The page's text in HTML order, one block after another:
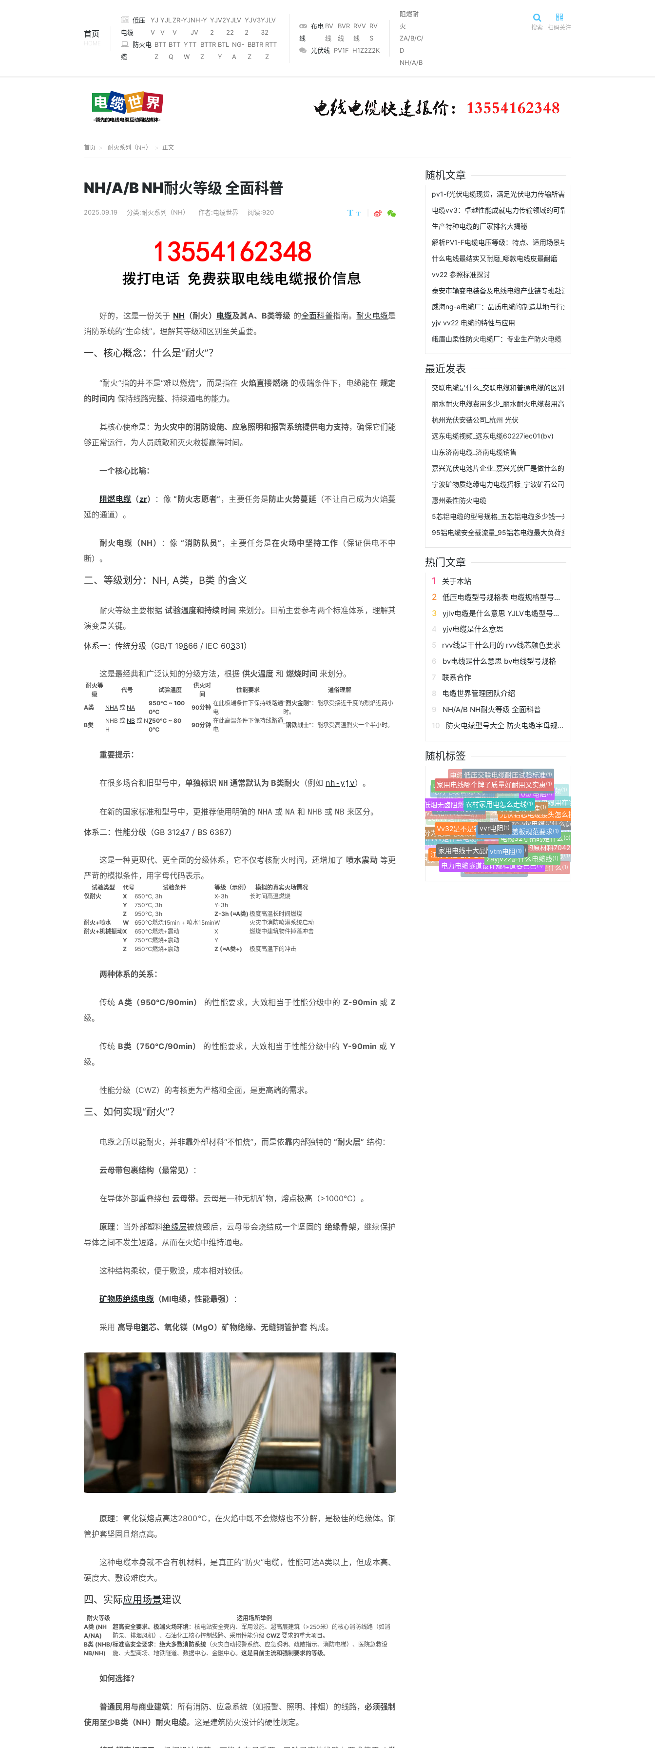
首页
HOME
低压
电缆
YJ
V
YJL
V
ZR-YJ
V
NH-Y
JV
YJV2
2
YJLV
22
YJV3
2
YJLV
32
防火电
缆
BTT
Z
BTT
Q
YTT
W
BTTR
Z
BTL
Y
NG-
A
BBTR
Z
RTT
Z
布电
线
BV
线
BVR
线
RVV
线
RV
S
光伏线 PV1F ‌H1Z2Z2K‌
阻燃耐
火
ZA/B/C/
D
NH/A/B
搜索 扫码关注
首页 耐火系列（NH） 正文
NH/A/B NH耐火等级 全面科普
2025.09.19 分类:耐火系列（NH） 作者:电缆世界 阅读:920
好的，这是一份关于 NH （耐火） 电缆及其A、B类等级 的全面科普指南。耐火电缆是
消防系统的“生命线”，理解其等级和区别至关重要。
一、核心概念：什么是“耐火”？
“耐火”指的并不是“难以燃烧”，而是指在 火焰直接燃烧的极端条件下，电缆能在 规定
的时间内 保持线路完整、持续通电的能力。
其核心使命是： 为火灾中的消防设施、应急照明和报警系统提供电力支持，确保它们能
够正常运行，为人员疏散和灭火救援赢得时间。
一个核心比喻：
阻燃电缆 （zr） ：像 “防火志愿者” ，主要任务是防止火势蔓延（不让自己成为火焰蔓
延的通道）。
耐火电缆（NH） ：像 “消防队员” ，主要任务是在火场中坚持工作 （保证供电不中
断）。
二、等级划分：NH, A类，B类 的含义
耐火等级主要根据试验温度和持续时间 来划分。目前主要参考两个标准体系，理解其
演变是关键。
体系一：传统分级（GB/T 19666 / IEC 60331）
这是最经典和广泛认知的分级方法，根据 供火温度 和 燃烧时间 来划分。
耐火等
级
代号 试验温度
供火时
间
性能要求 通俗理解
A类 NHA 或 NA
950℃ ~ 100
0℃
90分钟
在此极端条件下保持线路通
电
“烈火金刚”：能承受接近千度的烈焰近两小
时。
B类
NHB 或 NB 或 N
H
750℃ ~ 80
0℃
90分钟
在此高温条件下保持线路通
电
“钢铁战士”：能承受高温烈火一个半小时。
重要提示：
在很多场合和旧型号中， 单独标识 NH 通常默认为 B类耐火 （例如 nh-yjv）。
在新的国家标准和型号中，更推荐使用明确的 NHA 或 NA 和 NHB 或 NB 来区分。
体系二：性能分级（GB 31247 / BS 6387）
这是一种更现代、更全面的分级体系，它不仅考核耐火时间，还增加了 喷水震动等更
严苛的模拟条件，用字母代码表示。
试验类型 代号 试验条件 等级（示例）
模拟的真实火场情况
仅耐火
X 650℃, 3h X-3h
长时间高温燃烧
Y
750℃, 3h
Y-3h
Z
950℃, 3h Z-3h (≈A类) 极度高温长时间燃烧
耐火+喷水
W 650℃燃烧15min + 喷水15minW
火灾中消防喷淋系统启动
耐火+机械振动X 650℃燃烧+震动 X
燃烧中建筑物件掉落冲击
Y
750℃燃烧+震动
Y
Z
950℃燃烧+震动 Z (≈A类+) 极度高温下的冲击
两种体系的关系：
传统 A类（950℃/90min） 的性能要求，大致相当于性能分级中的 Z-90min 或 Z
级。
传统 B类（750℃/90min） 的性能要求，大致相当于性能分级中的 Y-90min 或 Y
级。
性能分级（CWZ）的考核更为严格和全面，是更高端的需求。
三、如何实现“耐火”？
电缆之所以能耐火，并非靠外部材料“不怕烧”，而是依靠内部独特的 “耐火层” 结构：
云母带包裹结构（最常见） ：
在导体外部重叠绕包 云母带。云母是一种无机矿物，熔点极高（>1000℃）。
原理 ：当外部塑料绝缘层被烧毁后，云母带会烧结成一个坚固的 绝缘骨架，继续保护
导体之间不发生短路，从而在火焰中维持通电。
这种结构柔软，便于敷设，成本相对较低。
矿物质绝缘电缆 （MI电缆，性能最强） ：
采用 高导电铜芯、氧化镁（MgO）矿物绝缘、无缝铜管护套 构成。
原理 ：氧化镁熔点高达2800℃，在火焰中既不会燃烧也不分解，是极佳的绝缘体。铜
管护套坚固且熔点高。
这种电缆本身就不含有机材料，是真正的“防火”电缆，性能可达A类以上，但成本高、
硬度大、敷设难度大。
四、实际应用场景建议
耐火等级
适用场所举例
A类 (NH
A/NA)
超高安全要求、极端火场环境：核电站安全壳内、军用设施、超高层建筑（>250米）的核心消防线路（如消
防泵、排烟风机）、石油化工核心控制线路、采用性能分级 CWZ 要求的重大项目。
B类 (NHB/
NB/NH)
标准高安全要求： 绝大多数消防系统 （火灾自动报警系统、应急照明、疏散指示、消防电梯）、医院急救设
施、大型商场、地铁隧道、数据中心、金融中心。 这是目前主流和强制要求的等级。
如何选择？
普通民用与商业建筑：所有消防、应急系统（如报警、照明、排烟）的线路， 必须强制
使用至少B类（NH）耐火电缆。这是建筑防火设计的硬性规定。
随机文章
pv1-f光伏电缆现货，满足光伏电力传输所需，供应充足！
电缆vv3：卓越性能成就电力传输领域的可靠之选
生产特种电缆的厂家排名大揭秘
解析PV1-F电缆电压等级：特点、适用场景与选择要点
什么电线最结实又耐磨_哪款电线皮最耐磨
vv22 参照标准探讨
泰安市输变电装备及电线电缆产业链专班赴江苏、安徽开展招商考察对接
威海ng-a电缆厂：品质电缆的制造基地与行业典范
yjv vv22 电缆的特性与应用
峨眉山柔性防火电缆厂：专业生产防火电缆
最近发表
交联电缆是什么_交联电缆和普通电缆的区别
丽水耐火电缆费用多少_丽水耐火电缆费用高吗
杭州光伏安装公司_杭州 光伏
远东电缆视频_远东电缆60227iec01(bv)
山东济南电缆_济南电缆销售
嘉兴光伏电池片企业_嘉兴光伏厂是做什么的
宁波矿物质绝缘电力电缆招标_宁波矿石公司
惠州柔性防火电缆
5芯铝电缆的型号规格_五芯铝电缆多少钱一米
95铝电缆安全载流量_95铝芯电缆最大负荷多少个千瓦
热门文章
关于本站
低压电缆型号规格表 电缆规格型号表大全
yjlv电缆是什么意思 YJLV电缆型号规格表
yjv电缆是什么意思
rvv线是干什么用的 rvv线芯颜色要求
bv电线是什么意思 bv电线型号规格
联系合作
电缆世界管理团队介绍
NH/A/B NH耐火等级 全面科普
防火电缆型号大全 防火电缆字母规格型号
随机标签
交联聚乙烯电缆寿命(1)
电力电缆头图片(1)
电缆yjlv代表什么意思(1)
低压交联电缆耐压试验标准(1)
电线十大品牌(1)
农村家用电线走线图视频(1)
vlv铝电缆是什么意思(1)
电缆图片100张(1)
fsyjv是什么电缆(1)
电力电缆管枕尺寸(1)
电力电缆故障测试仪欣茂(1)
家用电线哪个牌子质量好耐用又实惠(1)
大庆电缆厂电话大全(1)
0ω 电阻(1)
无卤低烟阻燃电缆用在哪里
交联聚乙烯绝缘电缆和聚氯乙烯绝缘电缆的温度
船用电力电缆的适用范围(1)
电力电缆头计算规则(1)
vvr是什么电缆(1)
zckvv是什么电缆(1)
yjv22和kvv22区别(1)
陌陌vv官方群(0)
低烟无卤阻燃电缆WDZ与WDZN(1)
农村家用电怎么走线(1)
家用电线标准(1)
光伏铝芯电缆接头怎么接
zc-yjv电缆是什么意思
大庆电线杆厂家(1)
大庆电缆吊网(1)
yjlv22是什么型号电缆(1)
yjv电缆是铝芯的吗(1)
vlv电缆是什么意思!孞孞(1)
mrvv是什么电缆(1)
矿用电力电缆可分为铠装电缆橡套电缆和什么三大类(1)
Vv32是不是钢丝铠装(1)
vvr电阻(1)
电力电缆井盖板规范要求(1)
电视32寸指的是什么(0)
硅烷交联电缆料的原材料7042能用薄膜
vv22电缆是哪一种电缆(1)
电缆yjv与rvv区别(1)
海底电力电缆多少钱一米(1)
家用电线十大品牌排行榜前十名2024年(1)
江苏亨通电力电缆官网(1)
家用电线十大品牌价格对比(1)
vtm电阻(1)
zayjv22是什么电缆线(1)
电力电缆故障测试仪作用是什么 (1)
电缆YJLV重量查询(1)
电力电缆隧道设计规程道客巴巴(1)